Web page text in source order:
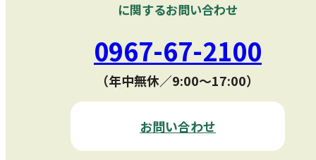
に関するお問い合わせ
0967-67-2100
（年中無休／9:00〜17:00）
お問い合わせ